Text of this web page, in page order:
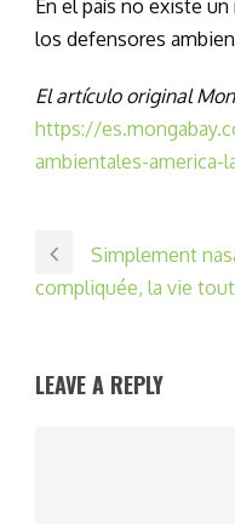
En el país no existe
los defensores
El artículo original
https://
ambientales-america-
Simplement
compliquée, la vie
LEAVE A REPLY